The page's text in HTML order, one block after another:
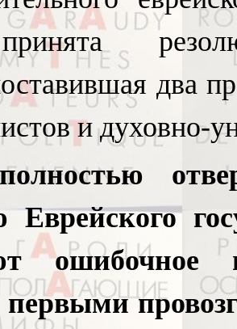
два
и духовно-
Еврейского
ошибочное